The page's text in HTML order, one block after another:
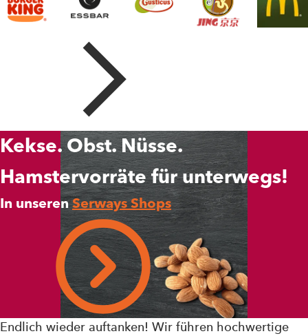
Kekse. Obst. Nüsse.
Hamstervorräte für unterwegs!
In unseren Serways Shops
Endlich wieder auftanken! Wir führen hochwertige